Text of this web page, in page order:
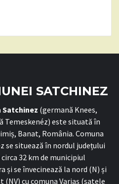
SATCHINEZ
Satchinez (germană Knees,
Temeskenéz) este situată în
Banat, România. Comuna
se situează în nordul județului
32 km de municipiul
și se învecinează la nord (N) și
(NV) cu comuna Variaș (satele